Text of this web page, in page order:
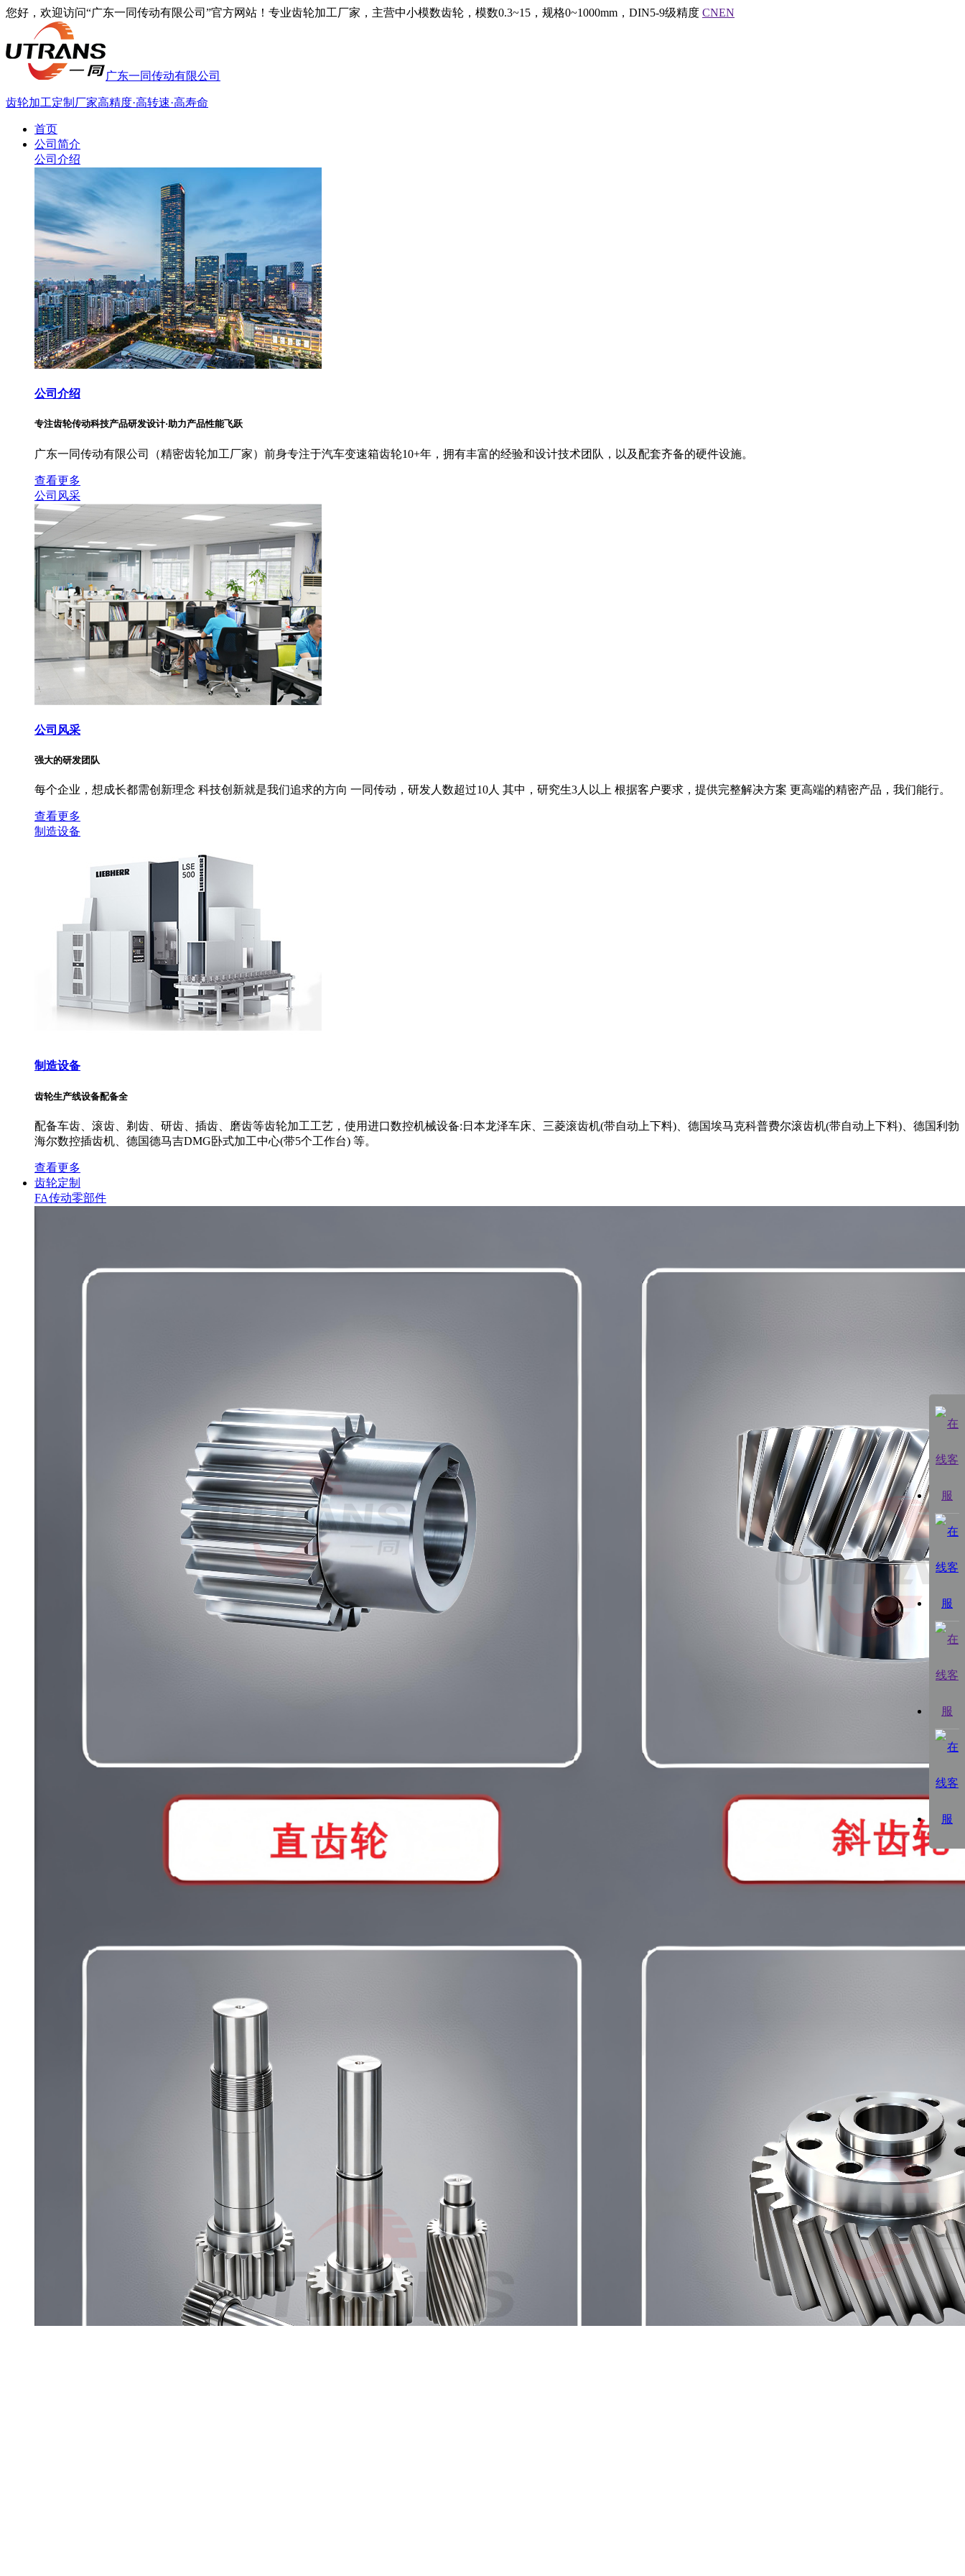
您好，欢迎访问“广东一同传动有限公司”官方网站！专业齿轮加工厂家，主营中小模数齿轮，模数0.3~15，规格0~1000mm，DIN5-9级精度 CNEN
广东一同传动有限公司
齿轮加工定制厂家高精度·高转速·高寿命
首页
公司简介
公司介绍
公司介绍
专注齿轮传动科技产品研发设计·助力产品性能飞跃
广东一同传动有限公司（精密齿轮加工厂家）前身专注于汽车变速箱齿轮10+年，拥有丰富的经验和设计技术团队，以及配套齐备的硬件设施。
查看更多
公司风采
公司风采
强大的研发团队
每个企业，想成长都需创新理念 科技创新就是我们追求的方向 一同传动，研发人数超过10人 其中，研究生3人以上 根据客户要求，提供完整解决方案 更高端的精密产品，我们能行。
查看更多
制造设备
制造设备
齿轮生产线设备配备全
配备车齿、滚齿、剃齿、研齿、插齿、磨齿等齿轮加工工艺，使用进口数控机械设备:日本龙泽车床、三菱滚齿机(带自动上下料)、德国埃马克科普费尔滚齿机(带自动上下料)、德国利勃
海尔数控插齿机、德国德马吉DMG卧式加工中心(带5个工作台) 等。
查看更多
齿轮定制
FA传动零部件